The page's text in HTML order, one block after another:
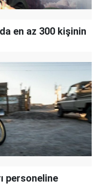
en az 300 kişinin
personeline